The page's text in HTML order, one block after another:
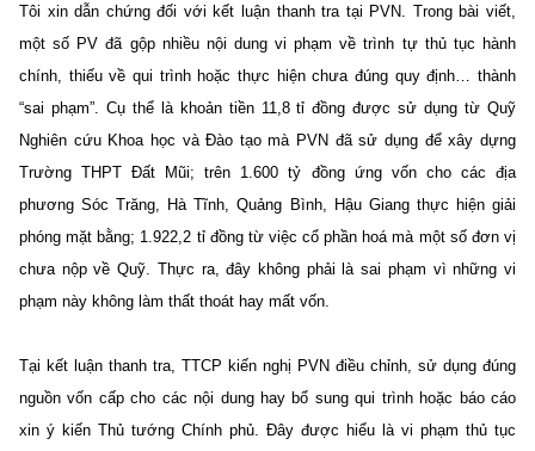
Tôi xin dẫn chứng đối với kết luận thanh tra tại PVN. Trong bài viết,
một số PV đã gộp nhiều nội dung vi phạm về trình tự thủ tục hành
chính, thiếu về qui trình hoặc thực hiện chưa đúng quy định… thành
“sai phạm”. Cụ thể là khoản tiền 11,8 tỉ đồng được sử dụng từ Quỹ
Nghiên cứu Khoa học và Đào tạo mà PVN đã sử dụng để xây dựng
Trường THPT Đất Mũi; trên 1.600 tỷ đồng ứng vốn cho các địa
phương Sóc Trăng, Hà Tĩnh, Quảng Bình, Hậu Giang thực hiện giải
phóng mặt bằng; 1.922,2 tỉ đồng từ việc cổ phần hoá mà một số đơn vị
chưa nộp về Quỹ. Thực ra, đây không phải là sai phạm vì những vi
phạm này không làm thất thoát hay mất vốn.
Tại kết luận thanh tra, TTCP kiến nghị PVN điều chỉnh, sử dụng đúng
nguồn vốn cấp cho các nội dung hay bổ sung qui trình hoặc báo cáo
xin ý kiến Thủ tướng Chính phủ. Đây được hiểu là vi phạm thủ tục